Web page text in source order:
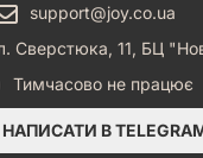
support@joy.co.ua
Сверстюка, 11, БЦ
Тимчасово не працює
НАПИСАТИ В